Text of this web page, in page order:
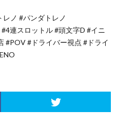
ノ #パンダトレノ
連スロットル #頭文字D #イニ
#POV #ドライバー視点 #ドライ